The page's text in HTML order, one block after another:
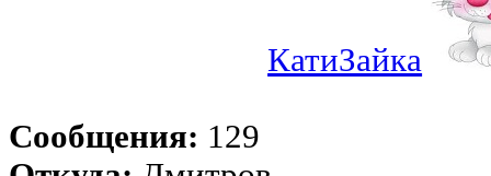
КатиЗайка
Сообщения: 129